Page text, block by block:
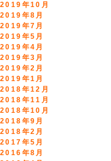
2019年10月
2019年8月
2019年7月
2019年5月
2019年4月
2019年3月
2019年2月
2019年1月
2018年12月
2018年11月
2018年10月
2018年9月
2018年2月
2017年5月
2016年8月